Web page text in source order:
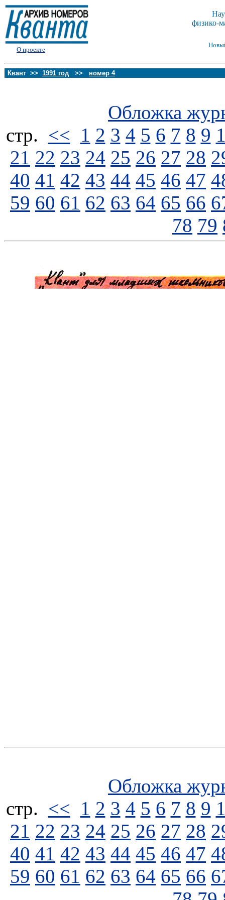
О проекте
физико-
Квант >> 1991 год >> номер 4
Обложка
стp. << 1 2 3 4 5 6 7 8 9
21 22 23 24 25 26 27 28
40 41 42 43 44 45 46 47
59 60 61 62 63 64 65 66
78 79
Обложка
стp. << 1 2 3 4 5 6 7 8 9
21 22 23 24 25 26 27 28
40 41 42 43 44 45 46 47
59 60 61 62 63 64 65 66